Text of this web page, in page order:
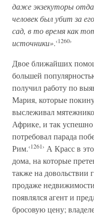
даже экзекуторы
человек был убит за
сад, в то время как
источники».‹1260›
Двое ближайших
большей
получил работу по
Мария, которые
выслеживал
Африке, и так
потребовал парада
Рим.‹1261› А Красс в
дома, на которые
также на довольствии
продаже
появлялся агент и
бросовую цену;